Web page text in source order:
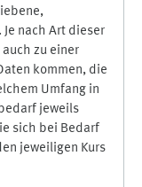
nach Art dieser
zu einer
kommen, die
Umfang in
jeweils
sich bei Bedarf
jeweiligen Kurs